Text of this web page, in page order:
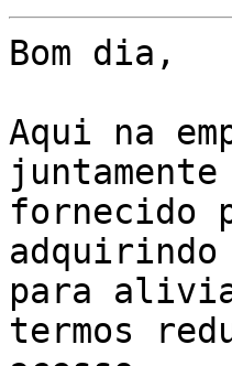
Bom dia,
Aqui na
fornecido
para
termos